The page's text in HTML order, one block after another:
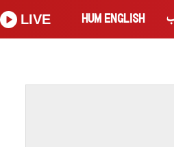
HUM ENGLISH
LIVE